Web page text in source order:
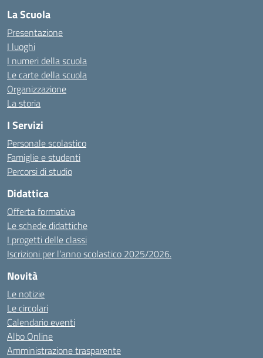
La Scuola
Presentazione
I luoghi
I numeri della scuola
Le carte della scuola
Organizzazione
La storia
I Servizi
Personale scolastico
Famiglie e studenti
Percorsi di studio
Didattica
Offerta formativa
Le schede didattiche
I progetti delle classi
Iscrizioni per l’anno scolastico 2025/2026.
Novità
Le notizie
Le circolari
Calendario eventi
Albo Online
Amministrazione trasparente